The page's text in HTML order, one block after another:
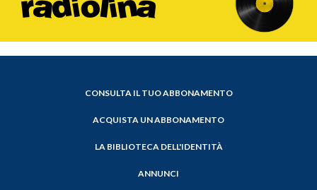
CONSULTA IL TUO ABBONAMENTO
ACQUISTA UN ABBONAMENTO
LA BIBLIOTECA DELL'IDENTITÀ
ANNUNCI